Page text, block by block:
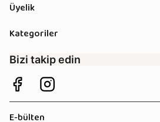
Üyelik
Kategoriler
Bizi takip edin
E-bülten